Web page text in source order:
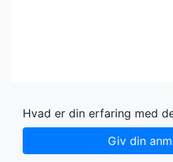
Hvad er din erfaring med
Giv din